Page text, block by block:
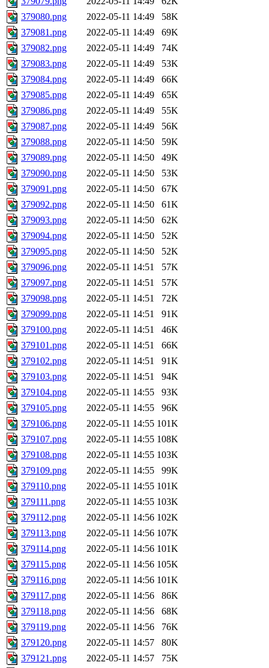
379080.png
2022-05-11 14:49
58K
379081.png
2022-05-11 14:49
69K
379082.png
2022-05-11 14:49
74K
379083.png
2022-05-11 14:49
53K
379084.png
2022-05-11 14:49
66K
379085.png
2022-05-11 14:49
65K
379086.png
2022-05-11 14:49
55K
379087.png
2022-05-11 14:49
56K
379088.png
2022-05-11 14:50
59K
379089.png
2022-05-11 14:50
49K
379090.png
2022-05-11 14:50
53K
379091.png
2022-05-11 14:50
67K
379092.png
2022-05-11 14:50
61K
379093.png
2022-05-11 14:50
62K
379094.png
2022-05-11 14:50
52K
379095.png
2022-05-11 14:50
52K
379096.png
2022-05-11 14:51
57K
379097.png
2022-05-11 14:51
57K
379098.png
2022-05-11 14:51
72K
379099.png
2022-05-11 14:51
91K
379100.png
2022-05-11 14:51
46K
379101.png
2022-05-11 14:51
66K
379102.png
2022-05-11 14:51
91K
379103.png
2022-05-11 14:51
94K
379104.png
2022-05-11 14:55
93K
379105.png
2022-05-11 14:55
96K
379106.png
2022-05-11 14:55 101K
379107.png
2022-05-11 14:55 108K
379108.png
2022-05-11 14:55 103K
379109.png
2022-05-11 14:55
99K
379110.png
2022-05-11 14:55 101K
379111.png
2022-05-11 14:55 103K
379112.png
2022-05-11 14:56 102K
379113.png
2022-05-11 14:56 107K
379114.png
2022-05-11 14:56 101K
379115.png
2022-05-11 14:56 105K
379116.png
2022-05-11 14:56 101K
379117.png
2022-05-11 14:56
86K
379118.png
2022-05-11 14:56
68K
379119.png
2022-05-11 14:56
76K
379120.png
2022-05-11 14:57
80K
379121.png
2022-05-11 14:57
75K